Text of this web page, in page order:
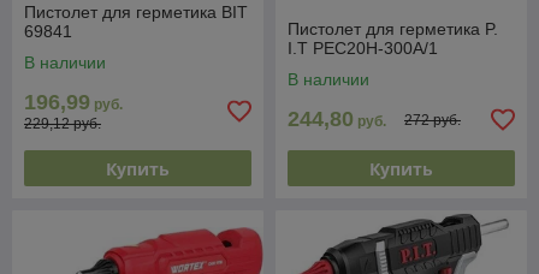
Пистолет для герметика BIT
69841
В наличии
196,99 руб.
229,12 руб.
Купить
Пистолет для герметика P.
I.T PEC20H-300A/1
В наличии
244,80 руб. 272 руб.
Купить